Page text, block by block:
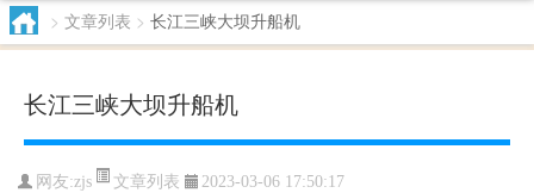
> 文章列表 > 长江三峡大坝升船机
长江三峡大坝升船机
网友:zjs 文章列表 2023-03-06 17:50:17